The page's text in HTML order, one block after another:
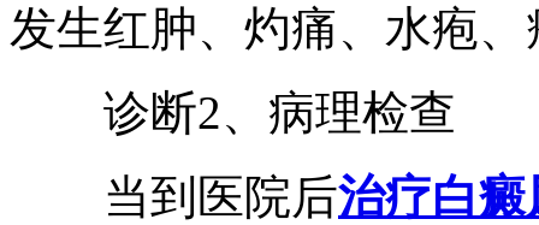
发生红肿、灼痛、水疱
诊断2、病理检查
当到医院后治疗白